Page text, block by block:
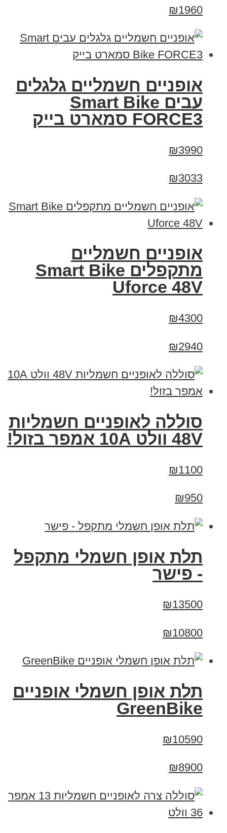
₪1960
אופניים חשמליים גלגלים
עבים Smart Bike
FORCE3 סמארט בייק
₪3990
₪3033
אופניים חשמליים
מתקפלים Smart Bike
Uforce 48V
₪4300
₪2940
סוללה לאופניים חשמליות
48V וולט 10A אמפר בזול!
₪1100
₪950
תלת אופן חשמלי מתקפל
- פישר
₪13500
₪10800
תלת אופן חשמלי אופניים
GreenBike
₪10590
₪8900